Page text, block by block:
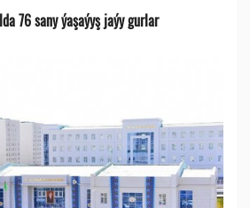
76 sany ýaşaýyş jaýy gurlar